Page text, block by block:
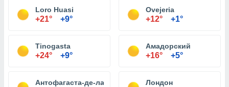
Loro Huasi
+21° +9°
Ovejeria
+12° +1°
Tinogasta
+24° +9°
Амадорский
+16° +5°
Антофагаста-де-ла-Сьерра Лондон